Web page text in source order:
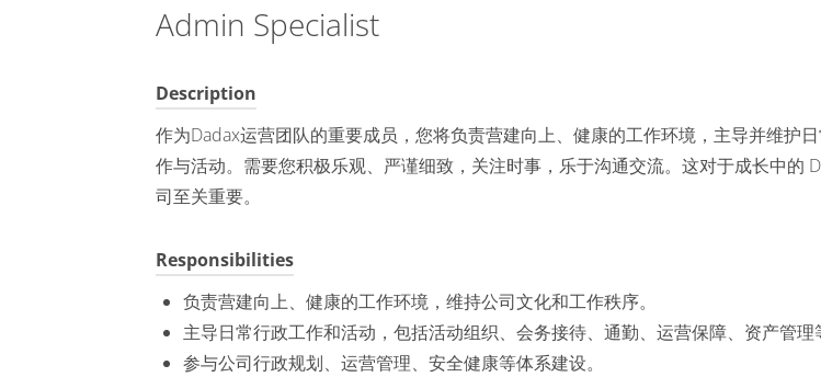
Admin Specialist
Description
作为Dadax运营团队的重要成员，您将负责营建向上、健康的工作环境，主导并维护
作与活动。需要您积极乐观、严谨细致，关注时事，乐于沟通交流。这对于成长中的
司至关重要。
Responsibilities
负责营建向上、健康的工作环境，维持公司文化和工作秩序。
主导日常行政工作和活动，包括活动组织、会务接待、通勤、运营保障、资产管理
参与公司行政规划、运营管理、安全健康等体系建设。